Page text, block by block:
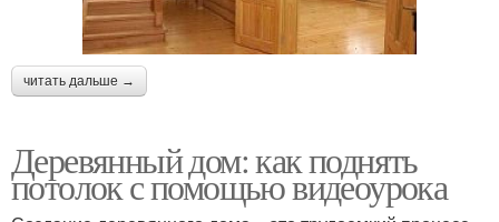
читать дальше →
Деревянный дом: как поднять
потолок с помощью видеоурока